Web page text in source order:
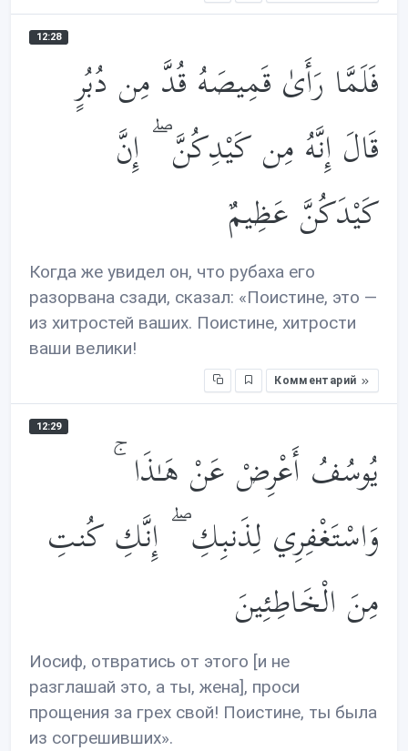
12:28
فَلَمَّا رَأَىٰ قَمِيصَهُ قُدَّ مِن دُبُرٍ
قَالَ إِنَّهُ مِن كَيْدِكُنَّ ۖ إِنَّ
كَيْدَكُنَّ عَظِيمٌ
Когда же увидел он, что рубаха его
разорвана сзади, сказал: «Поистине, это —
из хитростей ваших. Поистине, хитрости
ваши велики!
Комментарий
12:29
يُوسُفُ أَعْرِضْ عَنْ هَـٰذَا ۚ
وَاسْتَغْفِرِي لِذَنبِكِ ۖ إِنَّكِ كُنتِ
مِنَ الْخَاطِئِينَ
Иосиф, отвратись от этого [и не
разглашай это, а ты, жена], проси
прощения за грех свой! Поистине, ты была
из согрешивших».